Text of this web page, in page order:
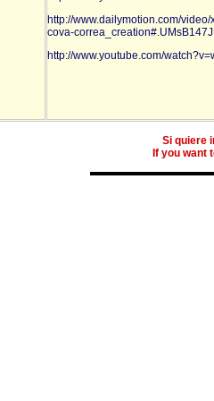
http://www.dailymotion.com/
cova-
http://www.youtube.com/
Si quiere
If you want